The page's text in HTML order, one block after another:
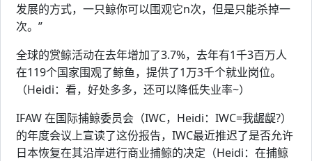
发展的方式，一只鲸你可以围观它n次，但是只能杀掉一
次。”
全球的赏鲸活动在去年增加了3.7%，去年有1千3百万人
在119个国家围观了鲸鱼，提供了1万3千个就业岗位。
（Heidi：看，好处多多，还可以降低失业率~）
IFAW 在国际捕鲸委员会（IWC，Heidi：IWC=我龌龊?）
的年度会议上宣读了这份报告，IWC最近推迟了是否允许
日本恢复在其沿岸进行商业捕鲸的决定（Heidi：在捕鲸